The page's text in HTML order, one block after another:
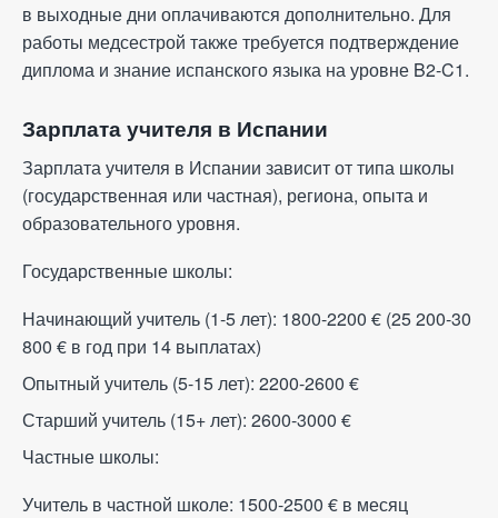
в выходные дни оплачиваются дополнительно. Для
работы медсестрой также требуется подтверждение
диплома и знание испанского языка на уровне B2-C1.
Зарплата учителя в Испании
Зарплата учителя в Испании зависит от типа школы
(государственная или частная), региона, опыта и
образовательного уровня.
Государственные школы:
Начинающий учитель (1-5 лет): 1800-2200 € (25 200-30
800 € в год при 14 выплатах)
Опытный учитель (5-15 лет): 2200-2600 €
Старший учитель (15+ лет): 2600-3000 €
Частные школы:
Учитель в частной школе: 1500-2500 € в месяц